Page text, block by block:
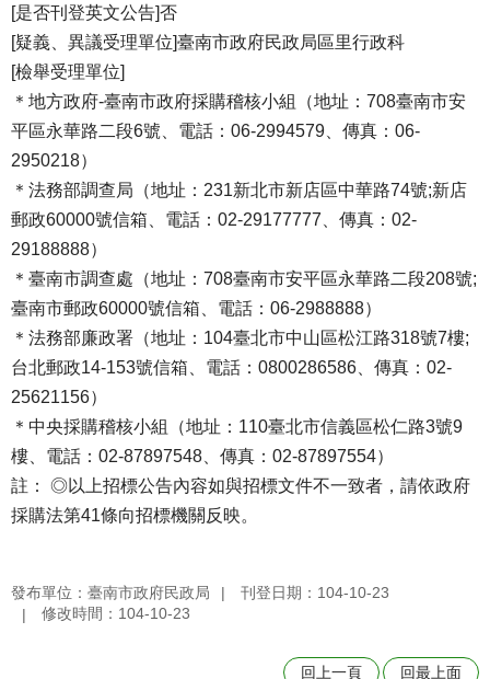
[是否刊登英文公告]否
[疑義、異議受理單位]臺南市政府民政局區里行政科
[檢舉受理單位]
＊地方政府-臺南市政府採購稽核小組（地址：708臺南市安
平區永華路二段6號、電話：06-2994579、傳真：06-
2950218）
＊法務部調查局（地址：231新北市新店區中華路74號;新店
郵政60000號信箱、電話：02-29177777、傳真：02-
29188888）
＊臺南市調查處（地址：708臺南市安平區永華路二段208號;
臺南市郵政60000號信箱、電話：06-2988888）
＊法務部廉政署（地址：104臺北市中山區松江路318號7樓;
台北郵政14-153號信箱、電話：0800286586、傳真：02-
25621156）
＊中央採購稽核小組（地址：110臺北市信義區松仁路3號9
樓、電話：02-87897548、傳真：02-87897554）
註： ◎以上招標公告內容如與招標文件不一致者，請依政府
採購法第41條向招標機關反映。
發布單位：臺南市政府民政局
刊登日期：104-10-23
修改時間：104-10-23
回上一頁 回最上面